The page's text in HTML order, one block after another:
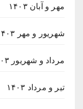
مهر و آبان ۱۴۰۳
شهریور و مهر ۱۴۰۳
مرداد و شهریور ۱۴۰۳
تیر و مرداد ۱۴۰۳